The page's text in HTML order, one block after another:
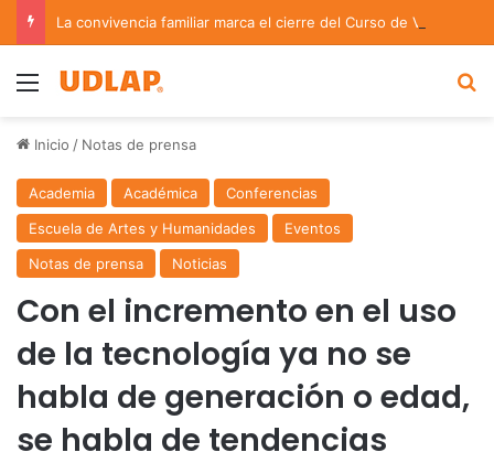
Menu
Inicio / Notas de prensa
Academia Académica
Conferencias
Escuela de Artes y Humanidades
Eventos
Notas de prensa
Noticias
Con el incremento en el uso
de la tecnología ya no se
habla de generación o edad,
se habla de tendencias